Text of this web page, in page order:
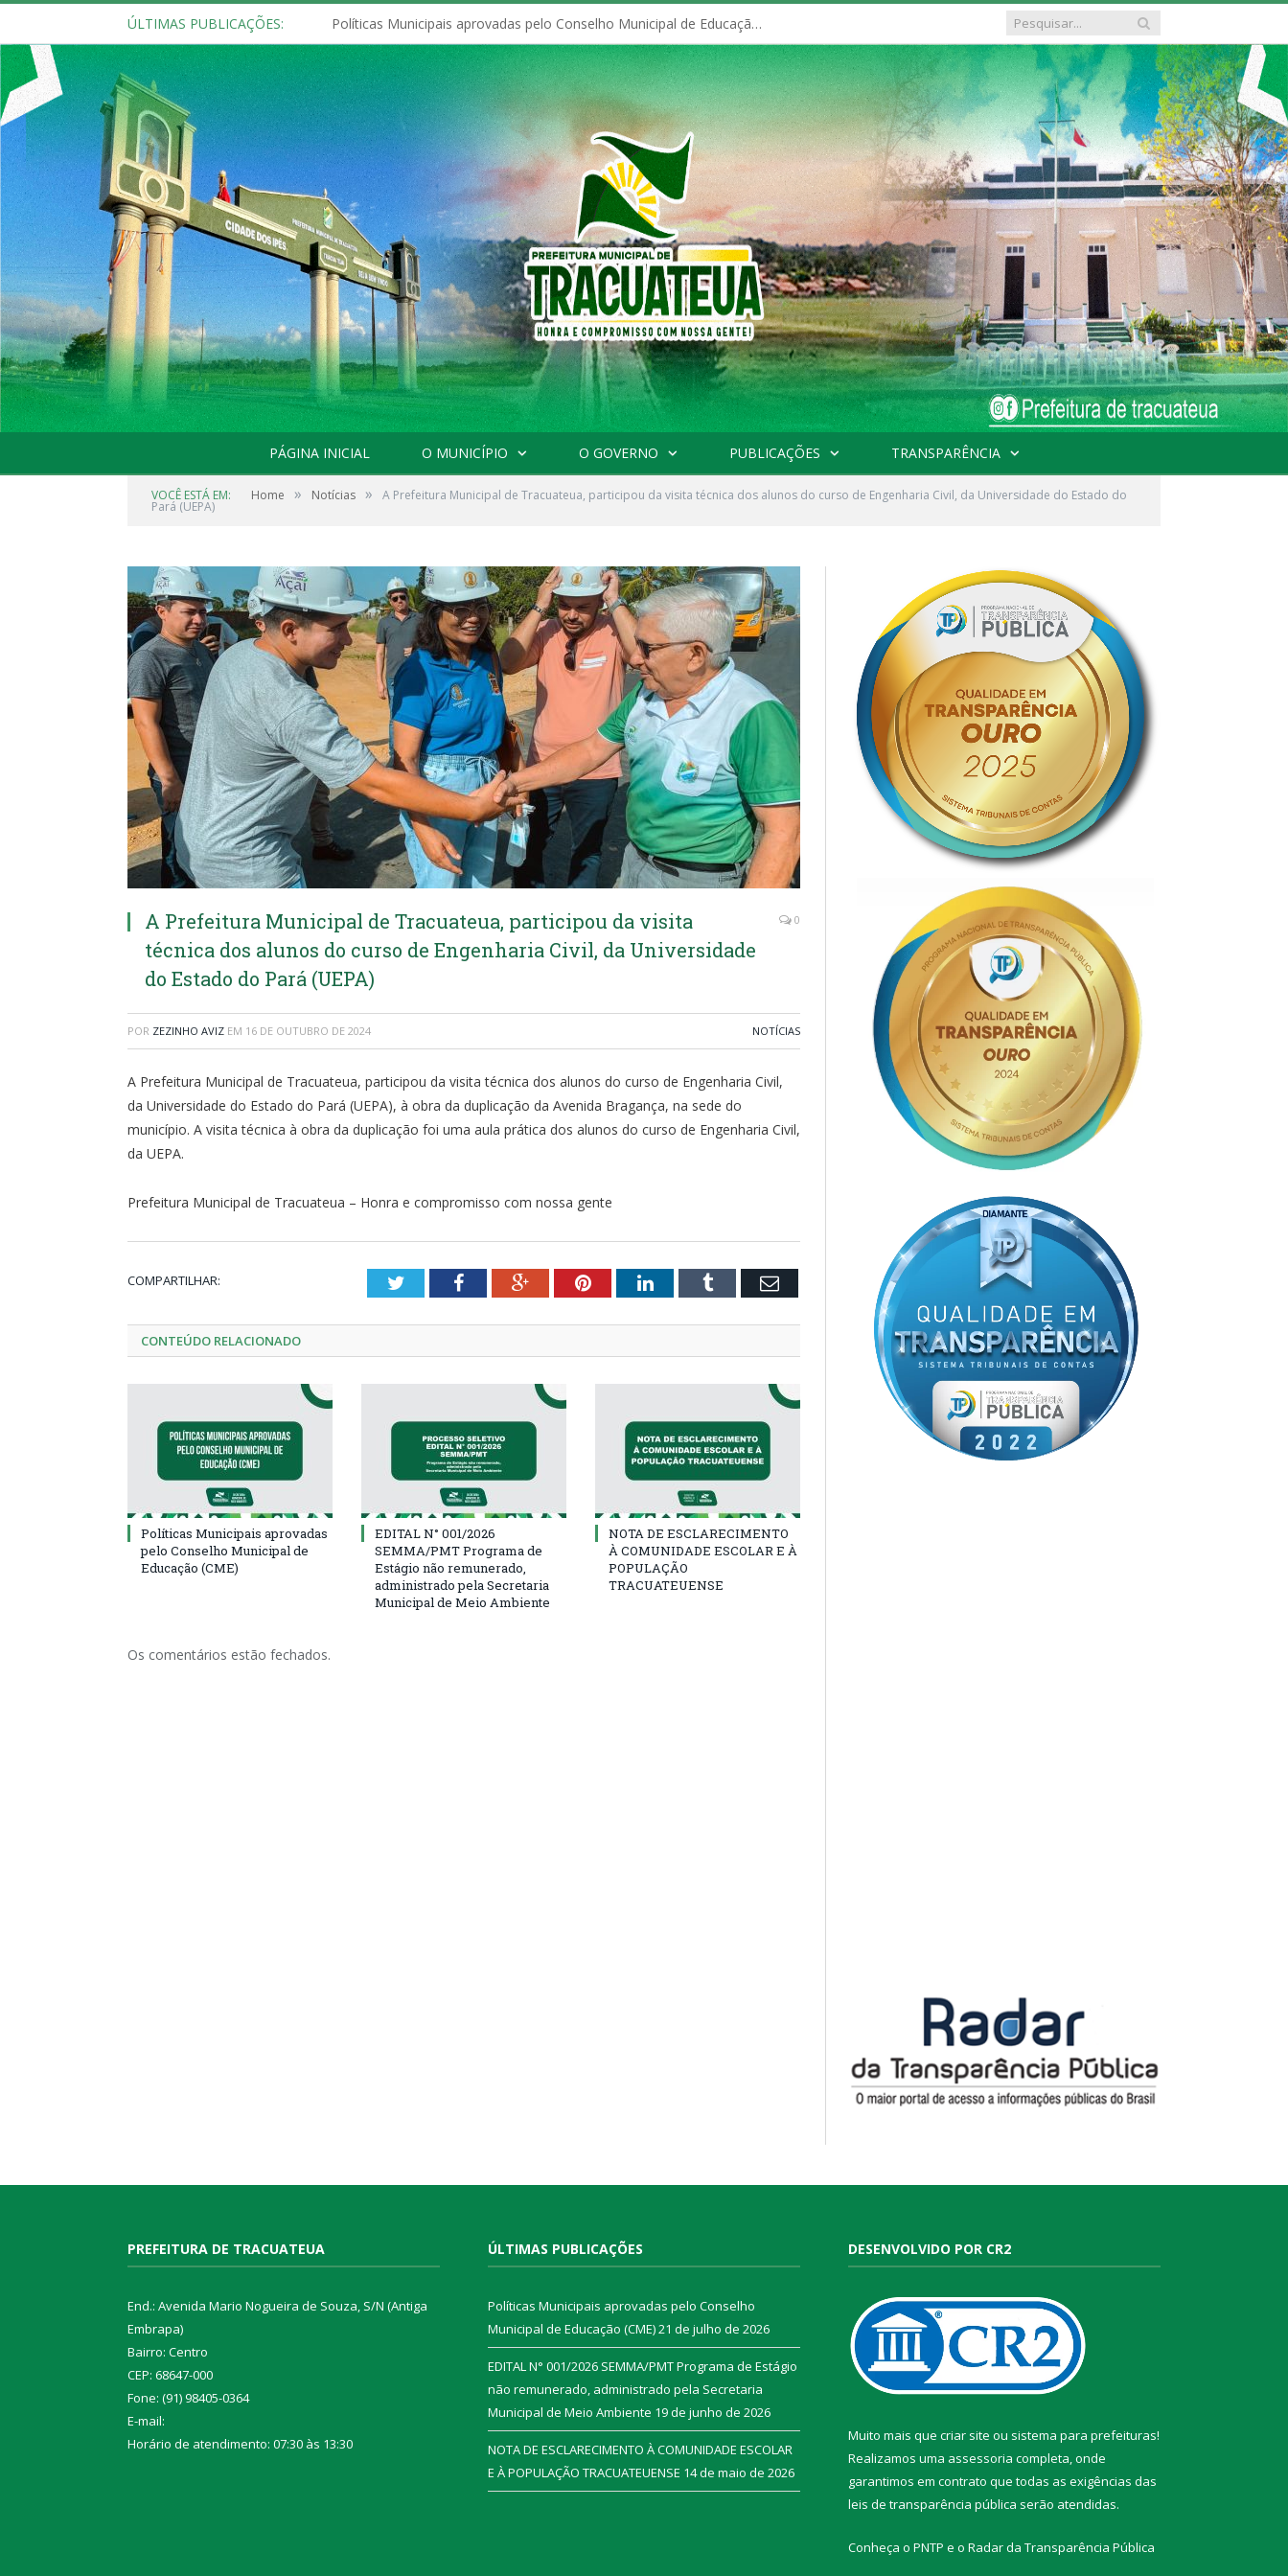
ÚLTIMAS PUBLICAÇÕES: Políticas Municipais aprovadas pelo Conselho Municipal de Educação (CME)
PÁGINA INICIAL O MUNICÍPIO O GOVERNO PUBLICAÇÕES TRANSPARÊNCIA
VOCÊ ESTÁ EM: Home » Notícias » A Prefeitura Municipal de Tracuateua, participou da visita técnica dos alunos do curso de Engenharia Civil, da Universidade do Estado do
Pará (UEPA)
A Prefeitura Municipal de Tracuateua, participou da visita
técnica dos alunos do curso de Engenharia Civil, da Universidade
do Estado do Pará (UEPA)
0
POR ZEZINHO AVIZ EM 16 DE OUTUBRO DE 2024 NOTÍCIAS
A Prefeitura Municipal de Tracuateua, participou da visita técnica dos alunos do curso de Engenharia Civil,
da Universidade do Estado do Pará (UEPA), à obra da duplicação da Avenida Bragança, na sede do
município. A visita técnica à obra da duplicação foi uma aula prática dos alunos do curso de Engenharia Civil,
da UEPA.
Prefeitura Municipal de Tracuateua – Honra e compromisso com nossa gente
COMPARTILHAR: TwitterFacebookGoogle+PinterestLinkedInTumblr Email
CONTEÚDO RELACIONADO
Políticas Municipais aprovadas
pelo Conselho Municipal de
Educação (CME)
EDITAL N° 001/2026
SEMMA/PMT Programa de
Estágio não remunerado,
administrado pela Secretaria
Municipal de Meio Ambiente
NOTA DE ESCLARECIMENTO
À COMUNIDADE ESCOLAR E À
POPULAÇÃO
TRACUATEUENSE
Os comentários estão fechados.
PREFEITURA DE TRACUATEUA
End.: Avenida Mario Nogueira de Souza, S/N (Antiga
Embrapa)
Bairro: Centro
CEP: 68647-000
Fone: (91) 98405-0364
E-mail:
Horário de atendimento: 07:30 às 13:30
ÚLTIMAS PUBLICAÇÕES
Políticas Municipais aprovadas pelo Conselho
Municipal de Educação (CME)21 de julho de 2026
EDITAL N° 001/2026 SEMMA/PMT Programa de Estágio
não remunerado, administrado pela Secretaria
Municipal de Meio Ambiente 19 de junho de 2026
NOTA DE ESCLARECIMENTO À COMUNIDADE ESCOLAR
E À POPULAÇÃO TRACUATEUENSE 14 de maio de 2026
DESENVOLVIDO POR CR2
Muito mais que criar site ou sistema para prefeituras!
Realizamos uma assessoria completa, onde
garantimos em contrato que todas as exigências das
leis de transparência pública serão atendidas.
Conheça o PNTP e o Radar da Transparência Pública